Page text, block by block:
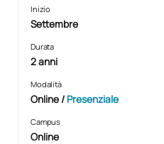
Inizio
Settembre
Durata
2 anni
Modalità
Online/ Presenziale
Campus
Online